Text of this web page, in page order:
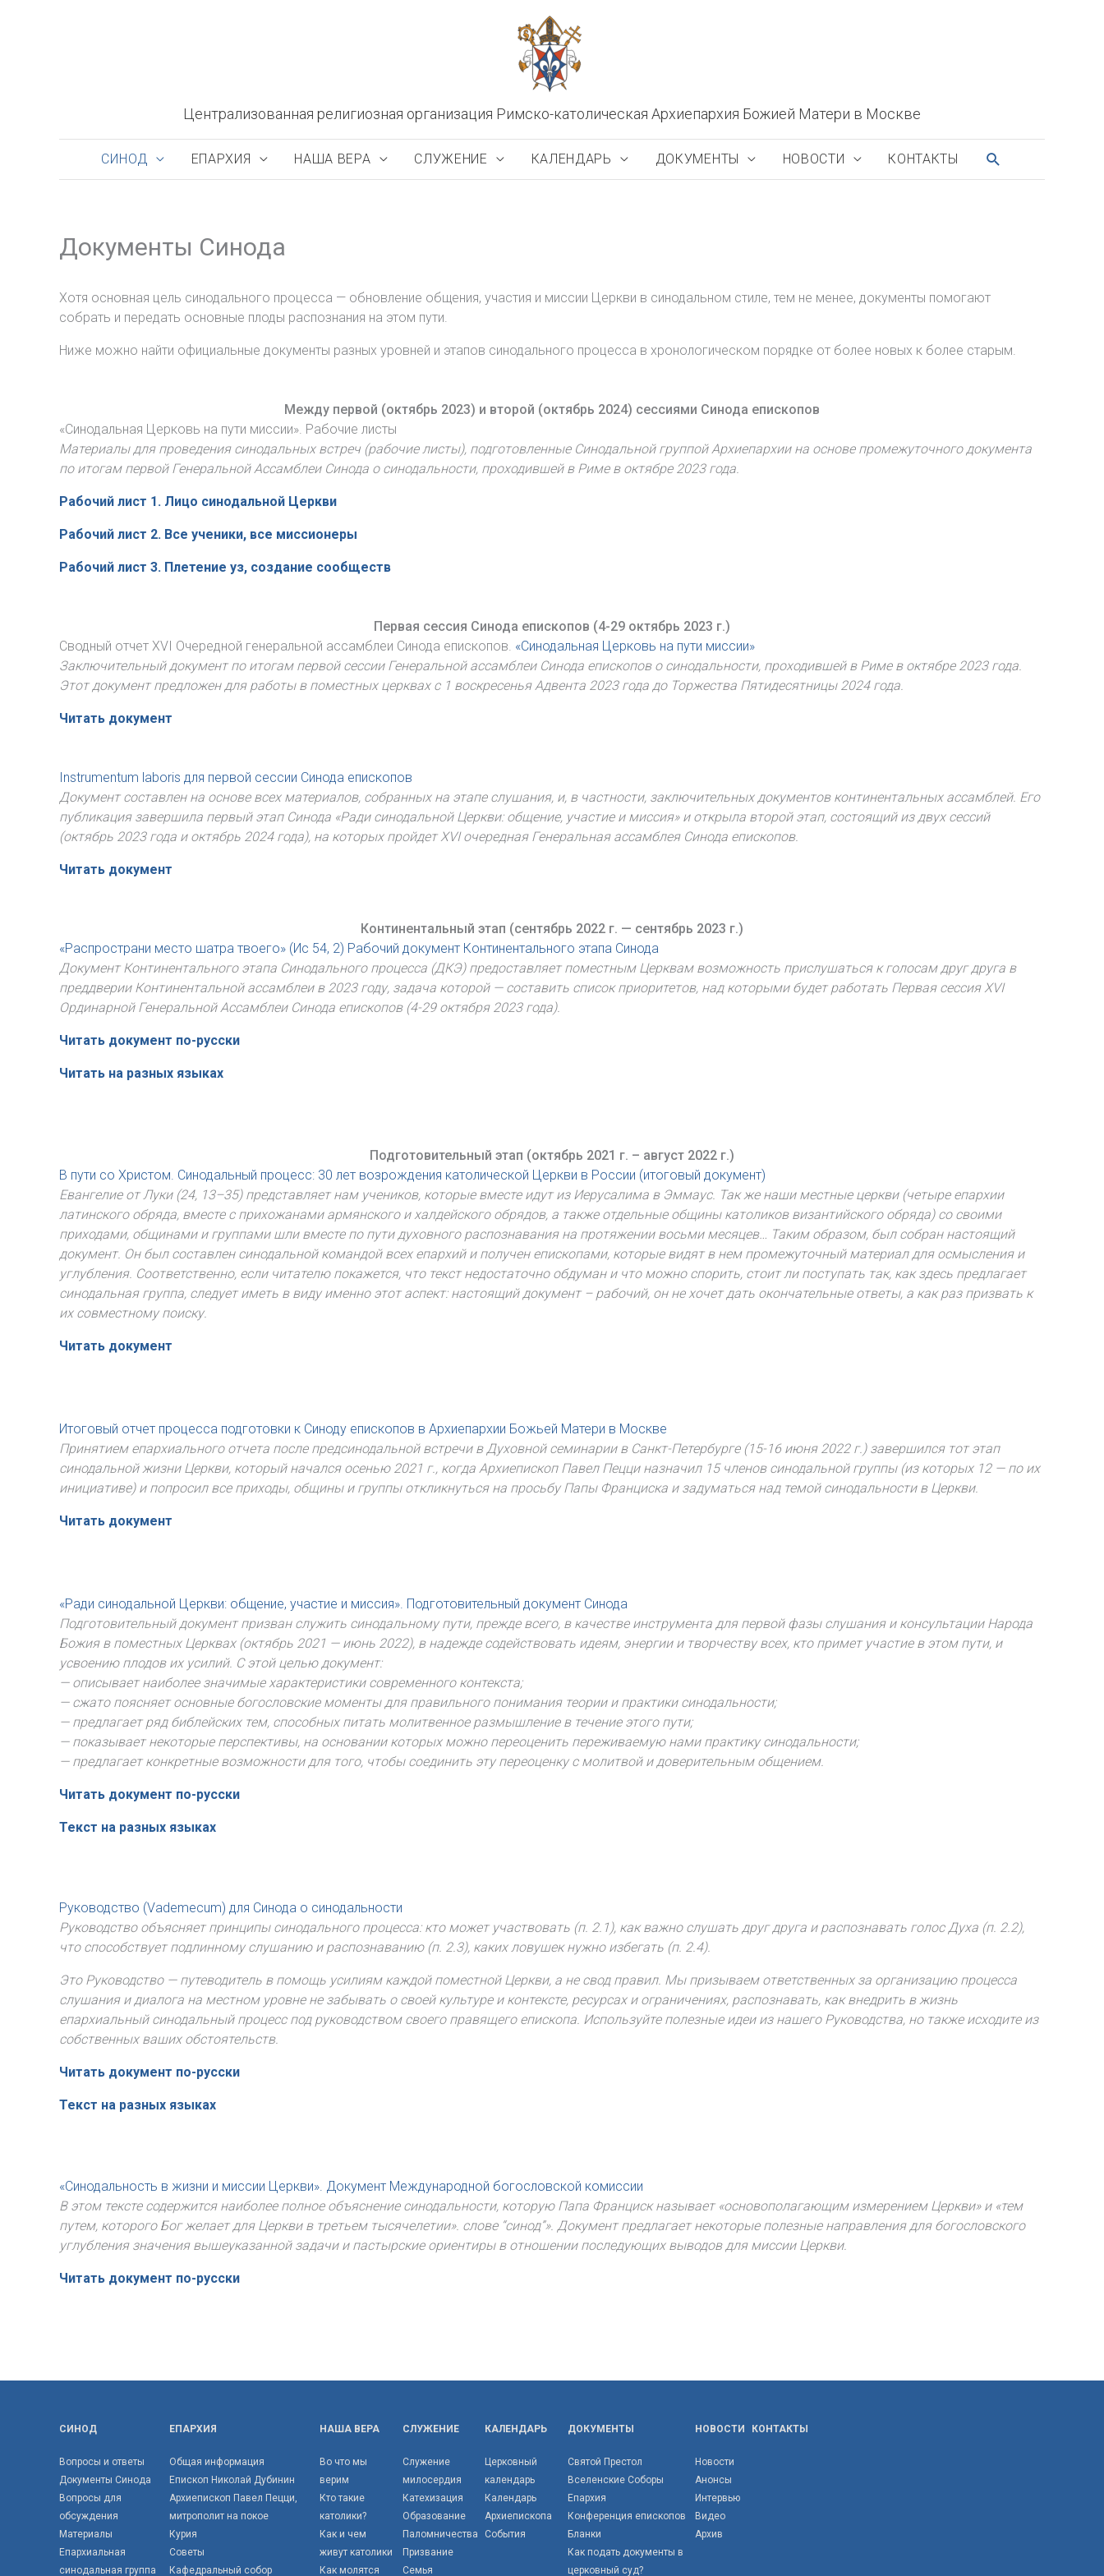
Централизованная религиозная организация Римско-католическая Архиепархия Божией Матери в Москве
СИНОД ЕПАРХИЯ НАША ВЕРА СЛУЖЕНИЕ КАЛЕНДАРЬ ДОКУМЕНТЫ НОВОСТИ КОНТАКТЫ ПОИСК
Документы Синода
Хотя основная цель синодального процесса — обновление общения, участия и миссии Церкви в синодальном стиле, тем не менее, документы помогают
собрать и передать основные плоды распознания на этом пути.
Ниже можно найти официальные документы разных уровней и этапов синодального процесса в хронологическом порядке от более новых к более старым.
Между первой (октябрь 2023) и второй (октябрь 2024) сессиями Синода епископов
«Синодальная Церковь на пути миссии». Рабочие листы
Материалы для проведения синодальных встреч (рабочие листы), подготовленные Синодальной группой Архиепархии на основе промежуточного документа
по итогам первой Генеральной Ассамблеи Синода о синодальности, проходившей в Риме в октябре 2023 года.
Рабочий лист 1. Лицо синодальной Церкви
Рабочий лист 2. Все ученики, все миссионеры
Рабочий лист 3. Плетение уз, создание сообществ
Первая сессия Синода епископов (4-29 октябрь 2023 г.)
Сводный отчет XVI Очередной генеральной ассамблеи Синода епископов. «Синодальная Церковь на пути миссии»
Заключительный документ по итогам первой сессии Генеральной ассамблеи Синода епископов о синодальности, проходившей в Риме в октябре 2023 года.
Этот документ предложен для работы в поместных церквах с 1 воскресенья Адвента 2023 года до Торжества Пятидесятницы 2024 года.
Читать документ
Instrumentum laboris для первой сессии Синода епископов
Документ составлен на основе всех материалов, собранных на этапе слушания, и, в частности, заключительных документов континентальных ассамблей. Его
публикация завершила первый этап Синода «Ради синодальной Церкви: общение, участие и миссия» и открыла второй этап, состоящий из двух сессий
(октябрь 2023 года и октябрь 2024 года), на которых пройдет XVI очередная Генеральная ассамблея Синода епископов.
Читать документ
Континентальный этап (сентябрь 2022 г. — сентябрь 2023 г.)
«Распространи место шатра твоего» (Ис 54, 2) Рабочий документ Континентального этапа Синода
Документ Континентального этапа Синодального процесса (ДКЭ) предоставляет поместным Церквам возможность прислушаться к голосам друг друга в
преддверии Континентальной ассамблеи в 2023 году, задача которой — составить список приоритетов, над которыми будет работать Первая сессия XVI
Ординарной Генеральной Ассамблеи Синода епископов (4-29 октября 2023 года).
Читать документ по-русски
Читать на разных языках
Подготовительный этап (октябрь 2021 г. – август 2022 г.)
В пути со Христом. Синодальный процесс: 30 лет возрождения католической Церкви в России (итоговый документ)
Евангелие от Луки (24, 13–35) представляет нам учеников, которые вместе идут из Иерусалима в Эммаус. Так же наши местные церкви (четыре епархии
латинского обряда, вместе с прихожанами армянского и халдейского обрядов, а также отдельные общины католиков византийского обряда) со своими
приходами, общинами и группами шли вместе по пути духовного распознавания на протяжении восьми месяцев… Таким образом, был собран настоящий
документ. Он был составлен синодальной командой всех епархий и получен епископами, которые видят в нем промежуточный материал для осмысления и
углубления. Соответственно, если читателю покажется, что текст недостаточно обдуман и что можно спорить, стоит ли поступать так, как здесь предлагает
синодальная группа, следует иметь в виду именно этот аспект: настоящий документ – рабочий, он не хочет дать окончательные ответы, а как раз призвать к
их совместному поиску.
Читать документ
Итоговый отчет процесса подготовки к Синоду епископов в Архиепархии Божьей Матери в Москве
Принятием епархиального отчета после предсинодальной встречи в Духовной семинарии в Санкт-Петербурге (15-16 июня 2022 г.) завершился тот этап
синодальной жизни Церкви, который начался осенью 2021 г., когда Архиепископ Павел Пецци назначил 15 членов синодальной группы (из которых 12 — по их
инициативе) и попросил все приходы, общины и группы откликнуться на просьбу Папы Франциска и задуматься над темой синодальности в Церкви.
Читать документ
«Ради синодальной Церкви: общение, участие и миссия». Подготовительный документ Синода
Подготовительный документ призван служить синодальному пути, прежде всего, в качестве инструмента для первой фазы слушания и консультации Народа
Божия в поместных Церквах (октябрь 2021 — июнь 2022), в надежде содействовать идеям, энергии и творчеству всех, кто примет участие в этом пути, и
усвоению плодов их усилий. С этой целью документ:
— описывает наиболее значимые характеристики современного контекста;
— сжато поясняет основные богословские моменты для правильного понимания теории и практики синодальности;
— предлагает ряд библейских тем, способных питать молитвенное размышление в течение этого пути;
— показывает некоторые перспективы, на основании которых можно переоценить переживаемую нами практику синодальности;
— предлагает конкретные возможности для того, чтобы соединить эту переоценку с молитвой и доверительным общением.
Читать документ по-русски
Текст на разных языках
Руководство (Vademecum) для Синода о синодальности
Руководство объясняет принципы синодального процесса: кто может участвовать (п. 2.1), как важно слушать друг друга и распознавать голос Духа (п. 2.2),
что способствует подлинному слушанию и распознаванию (п. 2.3), каких ловушек нужно избегать (п. 2.4).
Это Руководство — путеводитель в помощь усилиям каждой поместной Церкви, а не свод правил. Мы призываем ответственных за организацию процесса
слушания и диалога на местном уровне не забывать о своей культуре и контексте, ресурсах и ограничениях, распознавать, как внедрить в жизнь
епархиальный синодальный процесс под руководством своего правящего епископа. Используйте полезные идеи из нашего Руководства, но также исходите из
собственных ваших обстоятельств.
Читать документ по-русски
Текст на разных языках
«Синодальность в жизни и миссии Церкви». Документ Международной богословской комиссии
В этом тексте содержится наиболее полное объяснение синодальности, которую Папа Франциск называет «основополагающим измерением Церкви» и «тем
путем, которого Бог желает для Церкви в третьем тысячелетии». слове “синод”». Документ предлагает некоторые полезные направления для богословского
углубления значения вышеуказанной задачи и пастырские ориентиры в отношении последующих выводов для миссии Церкви.
Читать документ по-русски
СИНОД
Вопросы и ответы
Документы Синода
Вопросы для
обсуждения
Материалы
Епархиальная
синодальная группа
ЕПАРХИЯ
Общая информация
Епископ Николай Дубинин
Архиепископ Павел Пецци,
митрополит на покое
Курия
Советы
Кафедральный собор
НАША ВЕРА
Во что мы
верим
Кто такие
католики?
Как и чем
живут католики
Как молятся
СЛУЖЕНИЕ
Служение
милосердия
Катехизация
Образование
Паломничества
Призвание
Семья
КАЛЕНДАРЬ
Церковный
календарь
Календарь
Архиепископа
События
ДОКУМЕНТЫ
Святой Престол
Вселенские Соборы
Епархия
Конференция епископов
Бланки
Как подать документы в
церковный суд?
НОВОСТИ
Новости
Анонсы
Интервью
Видео
Архив
КОНТАКТЫ